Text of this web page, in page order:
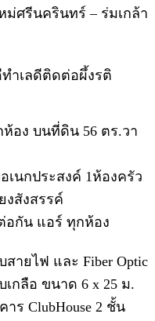
ม่ศรีนครินทร์ – ร่มเกล้า
ำเลดีติดต่อผึ้งรติ
อง บนที่ดิน 56 ตร.วา
เนกประสงค์ 1ห้องครัว
งสังสรรค์
อกัน แอร์ ทุกห้อง
ายไฟ และ Fiber Optic
กลือ ขนาด 6 x 25 ม.
ร ClubHouse 2 ชั้น